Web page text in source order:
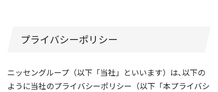
プライバシーポリシー
ニッセングループ（以下「当社」といいます）は､以下の
ように当社のプライバシーポリシー（以下「本プライバシ